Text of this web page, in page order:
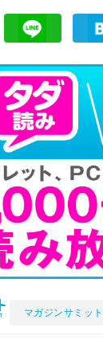
マガジンサミッ